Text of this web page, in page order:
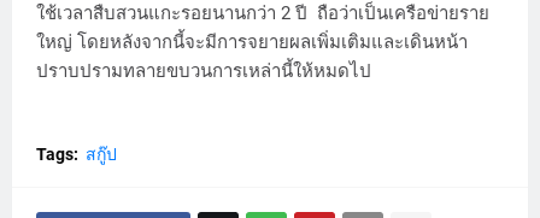
ใช้เวลาสืบสวนแกะรอยนานกว่า 2 ปี ถือว่าเป็นเครือข่ายราย
ใหญ่ โดยหลังจากนี้จะมีการจยายผลเพิ่มเติมและเดินหน้า
ปราบปรามทลายขบวนการเหล่านี้ให้หมดไป
Tags: สกู๊ป